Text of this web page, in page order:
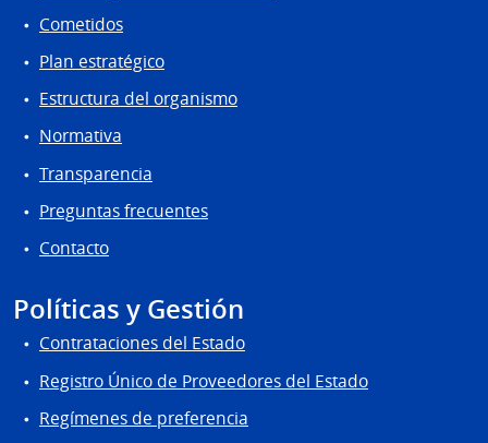
Cometidos
Plan estratégico
Estructura del organismo
Normativa
Transparencia
Preguntas frecuentes
Contacto
Políticas y Gestión
Contrataciones del Estado
Registro Único de Proveedores del Estado
Regímenes de preferencia